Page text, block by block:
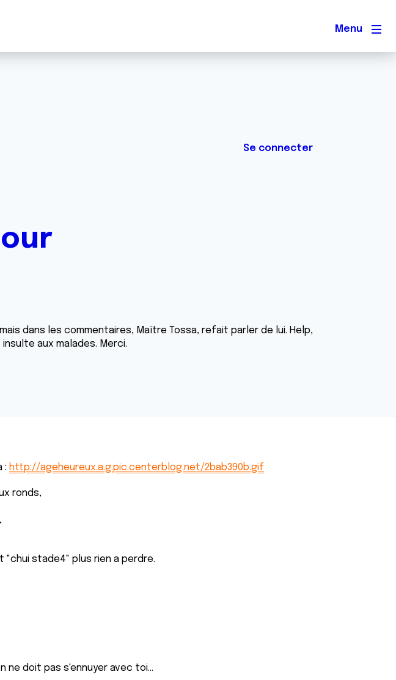
Menu
Se connecter
dans les commentaires, Maître Tossa, refait parler de lui. Help,
aux malades. Merci.
: http://ageheureux.a.g.pic.centerblog.net/2bab390b.gif
ronds,
"chui stade4" plus rien a perdre.
ne doit pas s'ennuyer avec toi...